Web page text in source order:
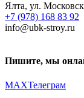
Ялта, ул.
+7 (978) 168 83 92
info@ubk-stroy.ru
Пишите, мы
MAXТелеграм